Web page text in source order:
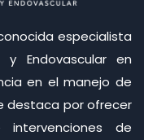
especialista
y Endovascular en
en el manejo de
destaca por ofrecer
intervenciones de